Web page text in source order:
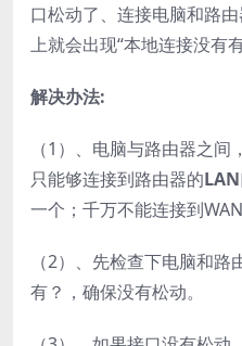
口松动了、连接电脑和路
上就会出现“本地连接没有
解决办法:
（1）、电脑与路由器之间
只能够连接到路由器的LAN
一个；千万不能连接到WAN
（2）、先检查下电脑和
有？，确保没有松动。